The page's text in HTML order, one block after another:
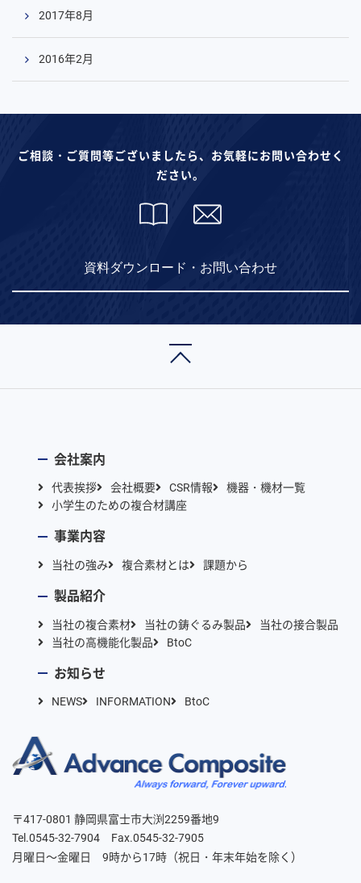
2017年8月
2016年2月
ご相談・ご質問等ございましたら、お気軽にお問い合わせく
ださい。
資料ダウンロード・お問い合わせ
〒417-0801 静岡県富士市大渕2259番地9
Tel.0545-32-7904 Fax.0545-32-7905
月曜日～金曜日 9時から17時（祝日・年末年始を除く）
会社案内
代表挨拶 会社概要 CSR情報
機器・機材一覧
小学生のための複合材講座
事業内容
当社の強み 複合素材とは 課題から
製品紹介
当社の複合素材 当社の鋳ぐるみ製品
当社の接合製品
当社の高機能化製品
BtoC
お知らせ
NEWS INFORMATION BtoC